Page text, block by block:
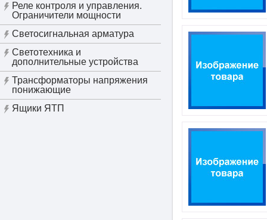
Реле контроля и управления.
Ограничители мощности
Светосигнальная арматура
Светотехника и
дополнительные устройства
Трансформаторы напряжения
понижающие
Ящики ЯТП